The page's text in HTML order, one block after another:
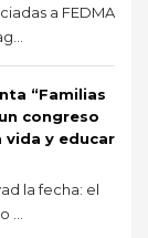
a FEDMA
“Familias
congreso
vida y educar
la fecha: el